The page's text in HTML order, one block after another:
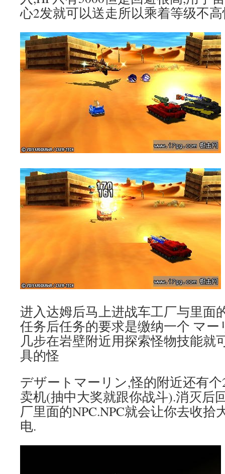
心2发就可以送走所以乘着等级不
进入达姆后马上进战车工厂与里面
任务后任务的要求是缴纳一个 マ
几步在岩壁附近用探索怪物技能就
具的怪
デザートマーリン,怪的附近还有
卖机(抽中大奖就跟你战斗).消灭后
厂里面的NPC.NPC就会让你去收拾
电.